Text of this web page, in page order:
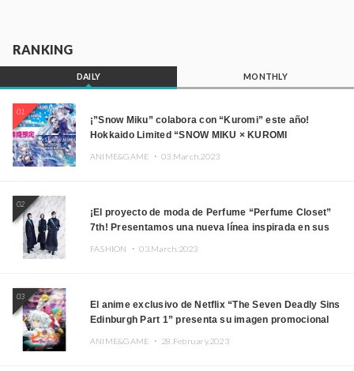
RANKING
DAILY MONTHLY
01
¡”Snow Miku” colabora con “Kuromi” este año!
Hokkaido Limited “SNOW MIKU × KUROMI
ANIME&GAME ・03.March.2023
02
¡El proyecto de moda de Perfume “Perfume Closet”
7th! Presentamos una nueva línea inspirada en sus
FASHION ・03.March.2023
03
El anime exclusivo de Netflix “The Seven Deadly Sins
Edinburgh Part 1” presenta su imagen promocional
ANIME&GAME ・ 28.February.2023